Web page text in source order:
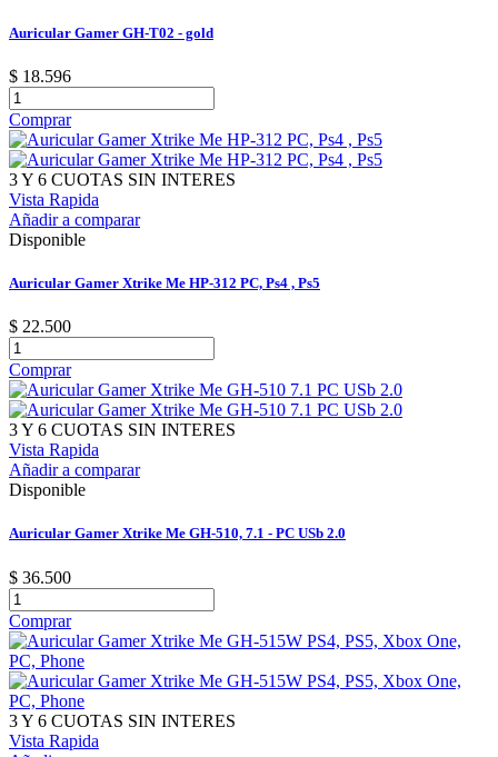
Auricular Gamer GH-T02 - gold
$ 18.596
Comprar
3 Y 6 CUOTAS SIN INTERES
Vista Rapida
Añadir a comparar
Disponible
Auricular Gamer Xtrike Me HP-312 PC, Ps4 , Ps5
$ 22.500
Comprar
3 Y 6 CUOTAS SIN INTERES
Vista Rapida
Añadir a comparar
Disponible
Auricular Gamer Xtrike Me GH-510, 7.1 - PC USb 2.0
$ 36.500
Comprar
3 Y 6 CUOTAS SIN INTERES
Vista Rapida